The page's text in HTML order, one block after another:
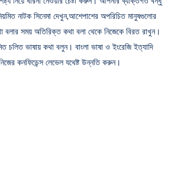
নাটক সিনেমা দেখুন,আশেপাশের অপরিচিত মানুষগুলোর
বলার সময় অতিরিক্ত কথা বলা থেকে নিজেকে বিরত রাখুন।
চলিত ভাষায় কথা বলুন। বাংলা ভাষা ও ইংরেজি ইত্যাদি
কনফিডেন্স লেভেল যথেষ্ট উন্নতি করুন।